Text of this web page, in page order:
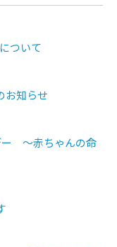
ついて
お知らせ
ー ～赤ちゃんの命